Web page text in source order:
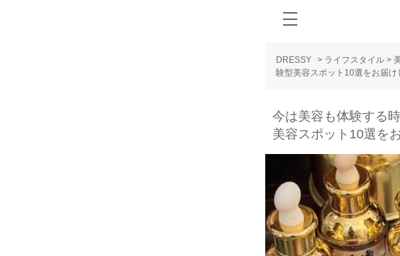
DRESSY > ライフスタイル >
験型美容スポット10選をお届
今は美容も体験する
美容スポット10選を